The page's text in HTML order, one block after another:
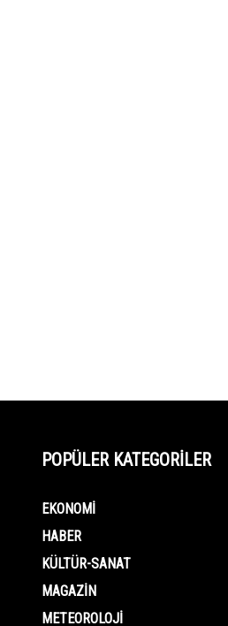
POPÜLER KATEGORİLER
EKONOMI
HABER
KÜLTÜR-SANAT
MAGAZIN
METEOROLOJI